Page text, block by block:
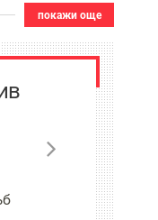
покажи още